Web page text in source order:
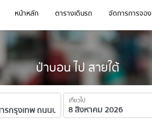
ป่าบอน ไป สายใต้
เที่ยวไป
หน้าหลัก ตารางเดินรถ จัดการการจอง